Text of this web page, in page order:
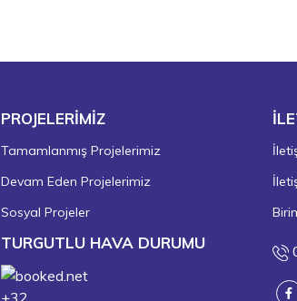
PROJELERİMİZ
Tamamlanmış Projelerimiz
Devam Eden Projelerimiz
Sosyal Projeler
TURGUTLU HAVA DURUMU
+32